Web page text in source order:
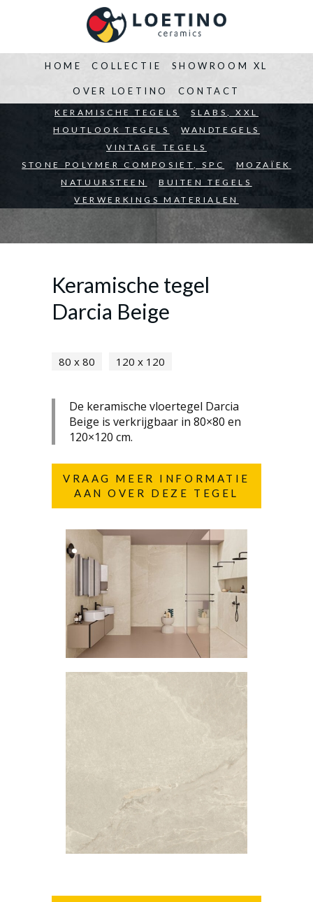
HOME
BEDRIJVEN ARCHITECTEN PARTICULIEREN
COLLECTIE
KERAMISCHE TEGELS
SLABS, XXL
HOUTLOOK TEGELS
WANDTEGELS
VINTAGE TEGELS
STONE POLYMER COMPOSIET, SPC
MOZAÏEK
NATUURSTEEN
BUITEN TEGELS
VERWERKINGS MATERIALEN
SHOWROOM XL
OVER LOETINO CONTACT
Keramische tegel
Darcia Beige
80 x 80 120 x 120
De keramische vloertegel Darcia
Beige is verkrijgbaar in 80×80 en
120×120 cm.
VRAAG MEER INFORMATIE
AAN OVER DEZE TEGEL